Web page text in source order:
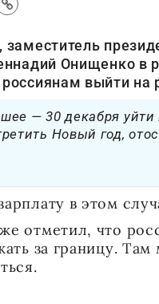
Онищенко в
выйти на
— 30 декабря
Новый год,
в этом
отметил, что
за границу.